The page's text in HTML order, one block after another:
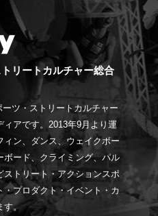
リートカルチャー総合
ツ・ストリートカルチャー
アです。2013年9月より運
ン、ダンス、ウェイクボー
ボード、クライミング、パル
ストリート・アクションスポ
プロダクト・イベント・カ
。